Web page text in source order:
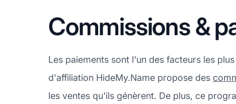
Commissions &
Les paiements sont l'un des facteurs les
d'affiliation HideMy.Name propose des
les ventes qu'ils génèrent. De plus, ce